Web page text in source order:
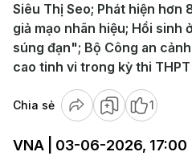
Siêu Thị Seo; Phát hiện
giả mạo nhãn hiệu; Hồi
súng đạn"; Bộ Công an
cao tinh vi trong kỳ thi
Chia sẻ 1
VNA | 03-06-2026, 17:00